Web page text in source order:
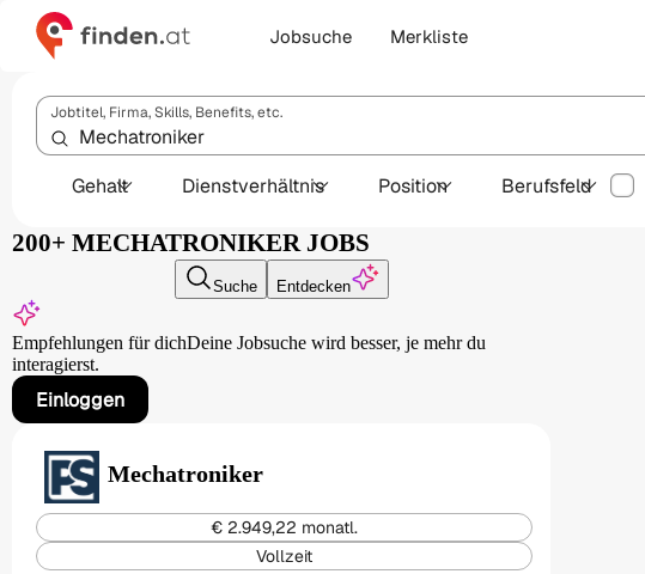
Jobsuche Merkliste
Jobtitel, Firma, Skills, Benefits, etc.
Gehalt Dienstverhältnis Position Berufsfeld
200+ MECHATRONIKER JOBS
Suche Entdecken
Empfehlungen für dichDeine Jobsuche wird besser, je mehr du
interagierst.
Einloggen
Mechatroniker
€ 2.949,22 monatl.
Vollzeit